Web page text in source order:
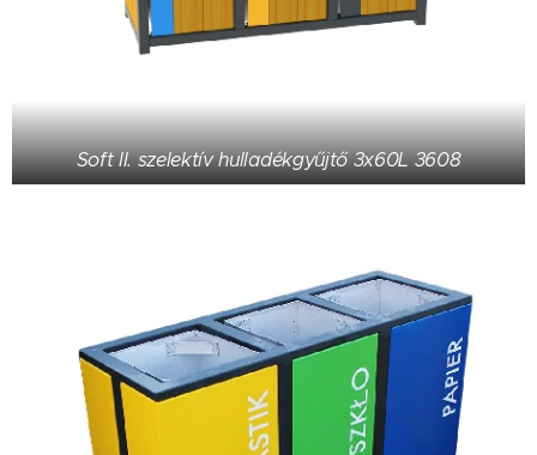
Soft II. szelektív hulladékgyűjtő 3x60L 3608